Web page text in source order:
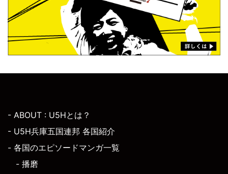
- ABOUT : U5Hとは？
- U5H兵庫五国連邦 各国紹介
- 各国のエピソードマンガ一覧
- 播磨